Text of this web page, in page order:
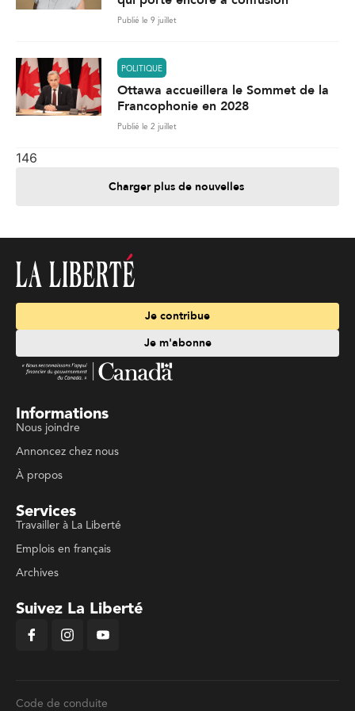
Publié le 9 juillet
POLITIQUE
Ottawa accueillera le Sommet de la
Francophonie en 2028
Publié le 2 juillet
146
Charger plus de nouvelles
Je contribue
Je m'abonne
Informations
Nous joindre
Annoncez chez nous
À propos
Services
Travailler à La Liberté
Emplois en français
Archives
Suivez La Liberté
Code de conduite